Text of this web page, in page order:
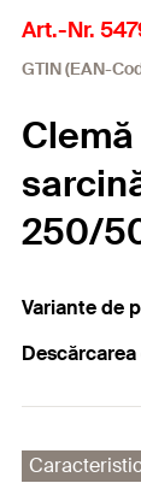
Art.-Nr.
GTIN (EAN-
250/
Variante de